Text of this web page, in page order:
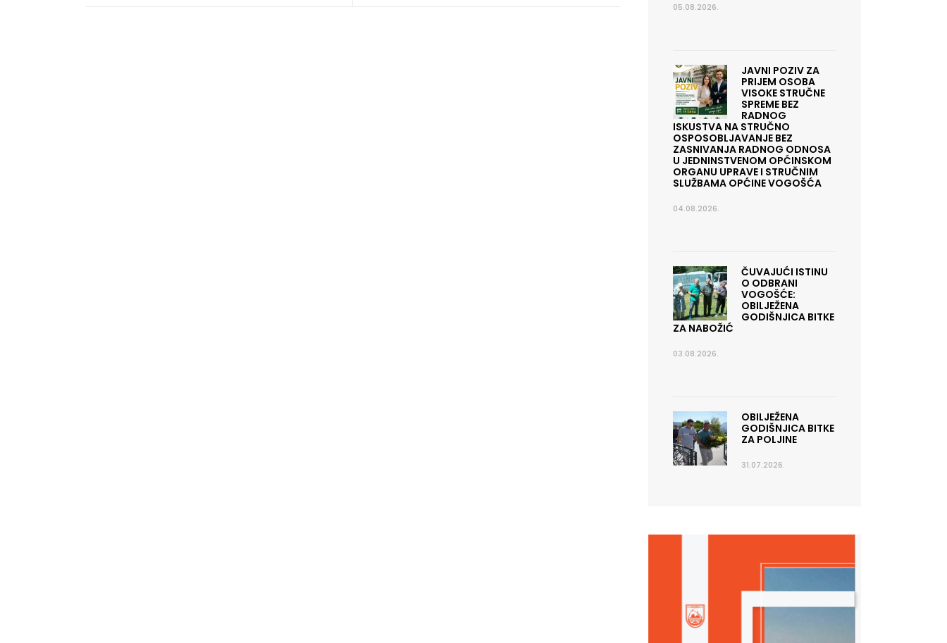
05.08.2026.
JAVNI POZIV ZA
PRIJEM OSOBA
VISOKE STRUČNE
SPREME BEZ
RADNOG
ISKUSTVA NA STRUČNO
OSPOSOBLJAVANJE BEZ
ZASNIVANJA RADNOG ODNOSA
U JEDNINSTVENOM OPĆINSKOM
ORGANU UPRAVE I STRUČNIM
SLUŽBAMA OPĆINE VOGOŠĆA
04.08.2026.
ČUVAJUĆI ISTINU
O ODBRANI
VOGOŠĆE:
OBILJEŽENA
GODIŠNJICA BITKE
ZA NABOŽIĆ
03.08.2026.
OBILJEŽENA
GODIŠNJICA BITKE
ZA POLJINE
31.07.2026.